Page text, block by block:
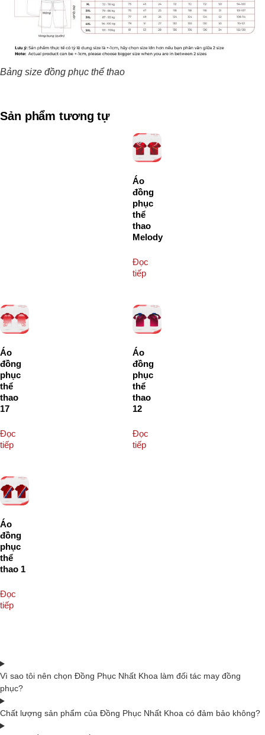
Bảng size đồng phục thể thao
Sản phẩm tương tự
Áo
đồng
phục
thể
thao
Melody
Đọc
tiếp
Áo
đồng
phục
thể
thao
17
Đọc
tiếp
Áo
đồng
phục
thể
thao
12
Đọc
tiếp
Áo
đồng
phục
thể
thao 1
Đọc
tiếp
Vì sao tôi nên chọn Đồng Phục Nhất Khoa làm đối tác may đồng
phục?
Chất lượng sản phẩm của Đồng Phục Nhất Khoa có đảm bảo không?